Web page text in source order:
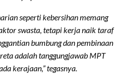
seperti kebersihan memang
swasta, tetapi kerja naik taraf
bumbung dan pembinaan
adalah tanggungjawab MPT
kerajaan,” tegasnya.